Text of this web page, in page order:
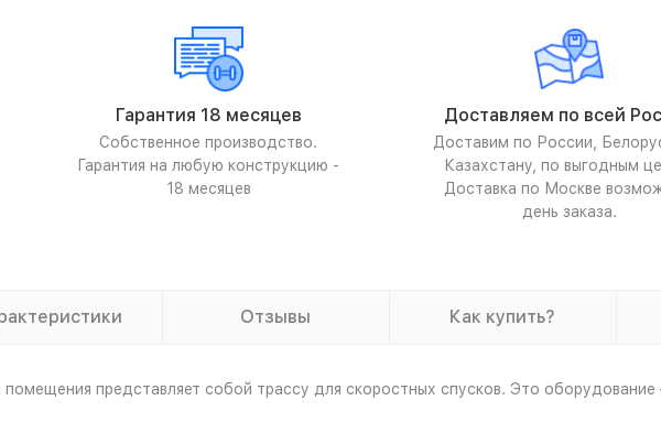
Гарантия 18 месяцев
Собственное производство.
Гарантия на любую конструкцию -
18 месяцев
Доставляем по всей
Доставим по России,
Казахстану, по выгодным
Доставка по Москве
день заказа.
Отзывы Как купить?
представляет собой трассу для скоростных спусков. Это